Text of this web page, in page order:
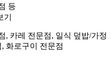
등
기
, 카레 전문점, 일식 덮밥/가정
화로구이 전문점